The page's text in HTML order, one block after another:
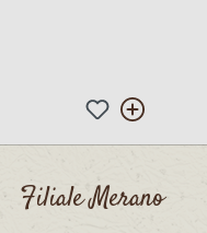
Filiale Merano